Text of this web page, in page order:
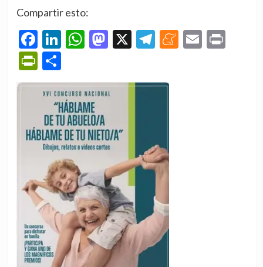
Compartir esto:
Facebook
LinkedIn
WhatsApp
Mastodon
X Telegram
Meneame
Email
PrintFriendly
Compartir